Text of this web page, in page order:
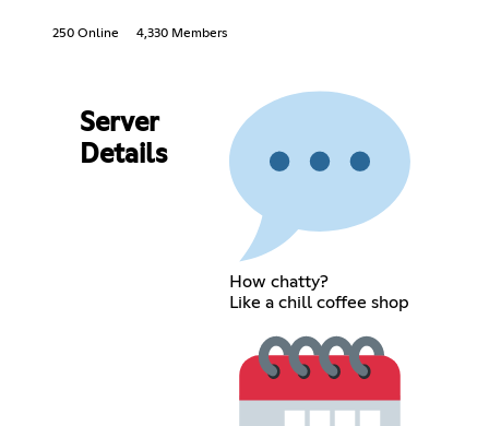
250 Online 4,330 Members
Server
Details
How chatty?
Like a chill coffee shop